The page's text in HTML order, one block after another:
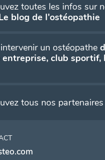
toutes les infos sur
blog de l'ostéopathie
un ostéopathe
entreprise, club sportif,
tous nos partenaires